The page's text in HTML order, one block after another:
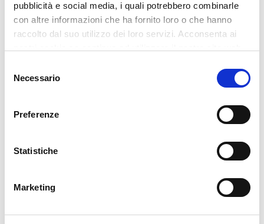
pubblicità e social media, i quali potrebbero combinarle
con altre informazioni che ha fornito loro o che hanno
raccolto dal suo utilizzo dei loro servizi. Acconsenta ai
delNecessario
Preferenze
Statistiche
Marketing
Ci sono poi quelle persone che vogliono
recuperare massa muscolare dopo averla
persa. I motivi per cui questo accade
possono essere vari:
Cessazione dell’attività fisica
particolare la palestra
forza e la massa muscolare ma
tendini. A volte si è costretti a